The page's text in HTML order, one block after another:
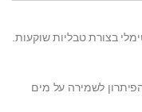
בצורת טבליות שוקעות.
לשמירה על מים